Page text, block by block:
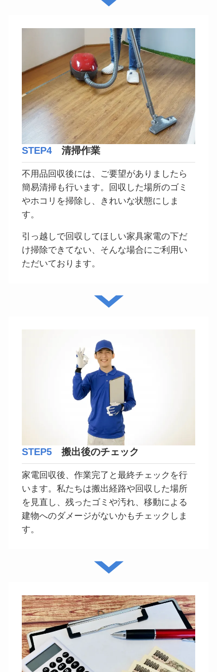
STEP4清掃作業
不用品回収後には、ご要望がありましたら
簡易清掃も行います。回収した場所のゴミ
やホコリを掃除し、きれいな状態にしま
す。
引っ越しで回収してほしい家具家電の下だ
け掃除できてない、そんな場合にご利用い
ただいております。
STEP5搬出後のチェック
家電回収後、作業完了と最終チェックを行
います。私たちは搬出経路や回収した場所
を見直し、残ったゴミや汚れ、移動による
建物へのダメージがないかもチェックしま
す。